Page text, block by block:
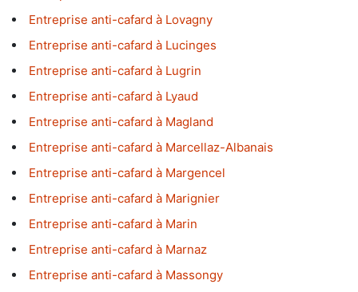
Entreprise anti-cafard à Lovagny
Entreprise anti-cafard à Lucinges
Entreprise anti-cafard à Lugrin
Entreprise anti-cafard à Lyaud
Entreprise anti-cafard à Magland
Entreprise anti-cafard à Marcellaz-Albanais
Entreprise anti-cafard à Margencel
Entreprise anti-cafard à Marignier
Entreprise anti-cafard à Marin
Entreprise anti-cafard à Marnaz
Entreprise anti-cafard à Massongy